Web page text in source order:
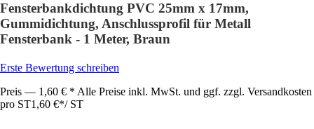
Fensterbankdichtung PVC 25mm x 17mm,
Gummidichtung, Anschlussprofil für Metall
Fensterbank - 1 Meter, Braun
Erste Bewertung schreiben
Preis — 1,60 € * Alle Preise inkl. MwSt. und ggf. zzgl. Versandkosten
pro ST1,60 €*/ ST